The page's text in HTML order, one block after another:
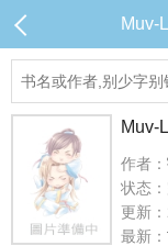
Muv-
Muv-
作者：
状态
更新
最新：